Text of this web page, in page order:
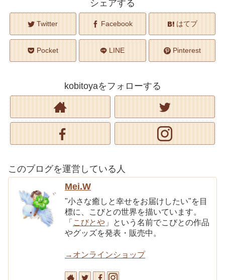
シェアする
Twitter Facebook はてブ
Pocket LINE Pinterest
kobitoyaをフォローする
このブログを運営している人
Mei.W
"小さな癒しと幸せをお届けしたい"を目
標に、こびとの世界を描いています。
「こびとや 」という名前でこびとの作品
やグッズを発表・販売中。
→オンラインショップ